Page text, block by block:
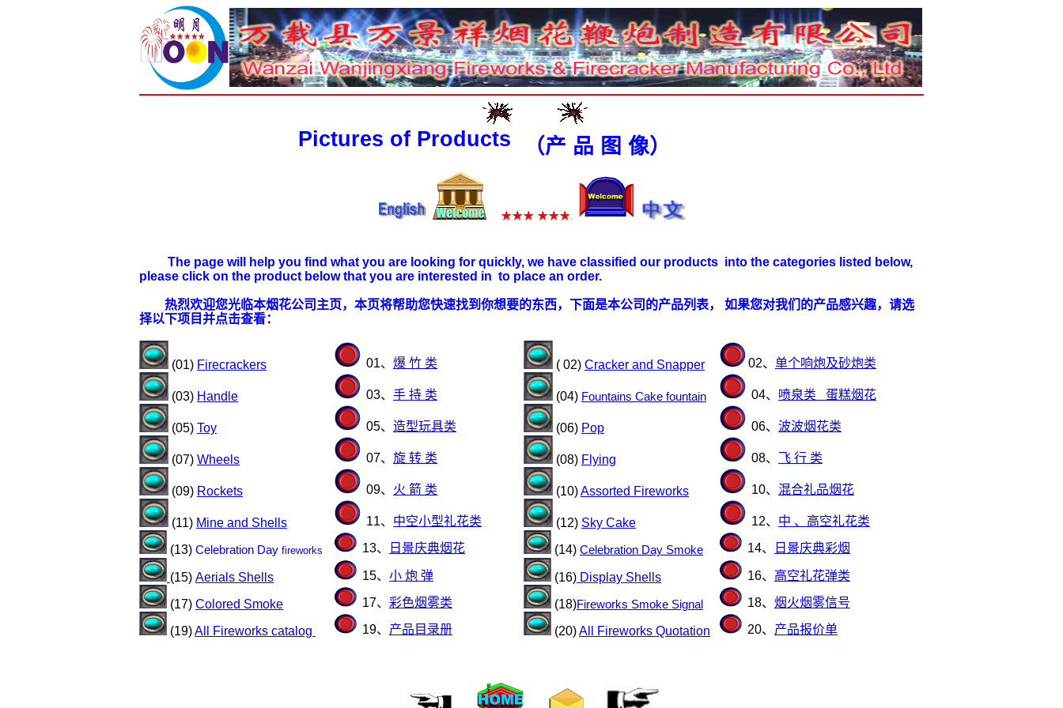
Pictures of Products （产 品 图 像）
★★★ ★★★
The page will help you find what you are looking for quickly, we have classified our products into the categories listed below,
please click on the product below that you are interested in to place an order.
热烈欢迎您光临本烟花公司主页，本页将帮助您快速找到你想要的东西，下面是本公司的产品列表， 如果您对我们的产品感兴趣，请选
择以下项目并点击查看：
(01) Firecrackers 01、 爆 竹 类 ( 02) Cracker and Snapper 02、 单个响炮及砂炮类
(03) Handle 03、 手 持 类 (04) Fountains Cake fountain 04、 喷泉类 蛋糕烟花
(05) Toy 05、 造型玩具类 (06) Pop 06、 波波烟花类
(07) Wheels 07、 旋 转 类 (08) Flying 08、 飞 行 类
(09) Rockets 09、 火 箭 类 (10)Assorted Fireworks 10、 混合礼品烟花
(11) Mine and Shells 11、 中空小型礼花类 (12) Sky Cake 12、 中 、高空礼花类
(13) Celebration Day fireworks 13、 日景庆典烟花 (14) Celebration Day Smoke 14、 日景庆典彩烟
(15) Aerials Shells 15、 小 炮 弹 (16) Display Shells 16、 高空礼花弹类
(17) Colored Smoke 17、 彩色烟雾类 (18)Fireworks Smoke Signal 18、 烟火烟雾信号
(19)All Fireworks catalog 19、 产品目录册 (20)All Fireworks Quotation 20、 产品报价单